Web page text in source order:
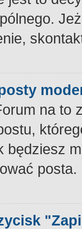
na to
będziesz
posta.